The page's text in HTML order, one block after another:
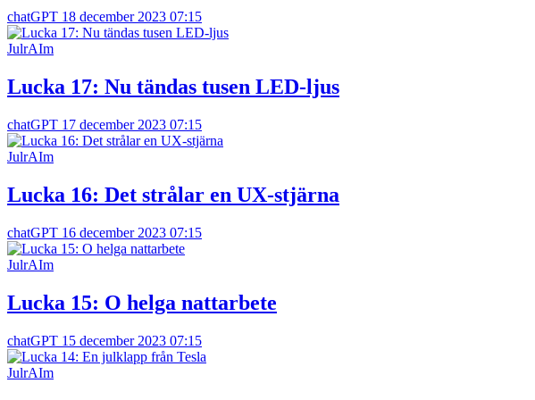
chatGPT 18 december 2023 07:15
JulrAIm
Lucka 17: Nu tändas tusen LED-ljus
chatGPT 17 december 2023 07:15
JulrAIm
Lucka 16: Det strålar en UX-stjärna
chatGPT 16 december 2023 07:15
JulrAIm
Lucka 15: O helga nattarbete
chatGPT 15 december 2023 07:15
JulrAIm